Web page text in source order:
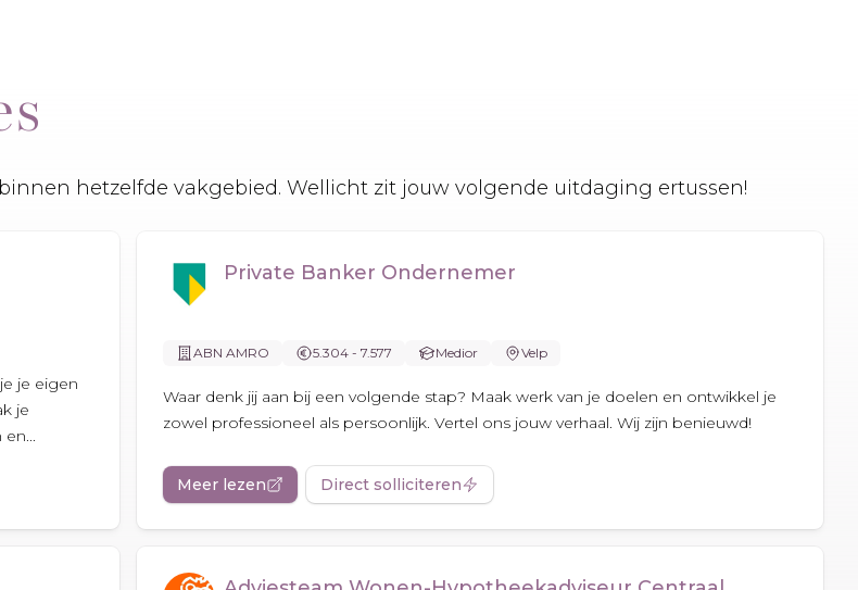
hetzelfde vakgebied. Wellicht zit jouw volgende uitdaging ertussen!
je eigen
je
Private Banker Ondernemer
ABN AMRO 5.304 - 7.577 Medior Velp
Waar denk jij aan bij een volgende stap? Maak werk van je doelen en ontwikkel je
zowel professioneel als persoonlijk. Vertel ons jouw verhaal. Wij zijn benieuwd!
Meer lezen Direct solliciteren